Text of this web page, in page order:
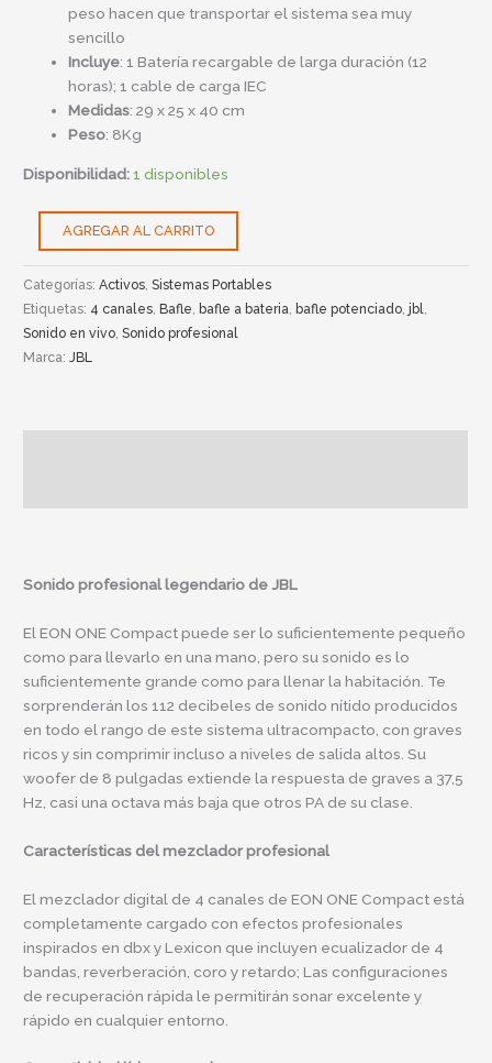
peso hacen que transportar el sistema sea muy
sencillo
Incluye: 1 Batería recargable de larga duración (12
horas); 1 cable de carga IEC
Medidas: 29 x 25 x 40 cm
Peso: 8Kg
Disponibilidad:1 disponibles
AGREGAR AL CARRITO
Categorías:Activos,Sistemas Portables
Etiquetas: 4 canales,Bafle, bafle a bateria, bafle potenciado,jbl,
Sonido en vivo,Sonido profesional
Marca:JBL
Sonido profesional legendario de JBL
El EON ONE Compact puede ser lo suficientemente pequeño
como para llevarlo en una mano, pero su sonido es lo
suficientemente grande como para llenar la habitación. Te
sorprenderán los 112 decibeles de sonido nítido producidos
en todo el rango de este sistema ultracompacto, con graves
ricos y sin comprimir incluso a niveles de salida altos. Su
woofer de 8 pulgadas extiende la respuesta de graves a 37,5
Hz, casi una octava más baja que otros PA de su clase.
Características del mezclador profesional
El mezclador digital de 4 canales de EON ONE Compact está
completamente cargado con efectos profesionales
inspirados en dbx y Lexicon que incluyen ecualizador de 4
bandas, reverberación, coro y retardo; Las configuraciones
de recuperación rápida le permitirán sonar excelente y
rápido en cualquier entorno.